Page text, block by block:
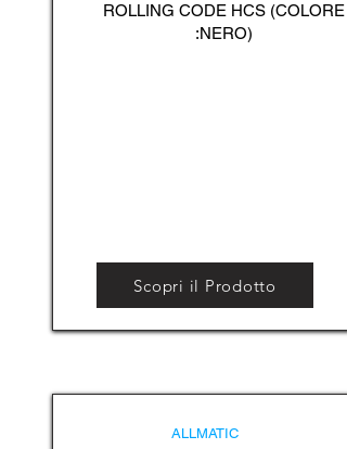
ROLLING CODE HCS (COLORE
:NERO)
Scopri il Prodotto
ALLMATIC